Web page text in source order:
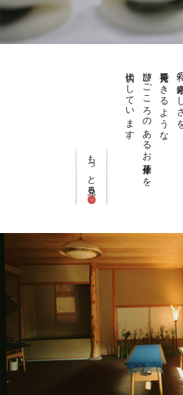
和の素
再発見できるような
游びごころのあるお菓子作りを
大切にしています。
もっと見る